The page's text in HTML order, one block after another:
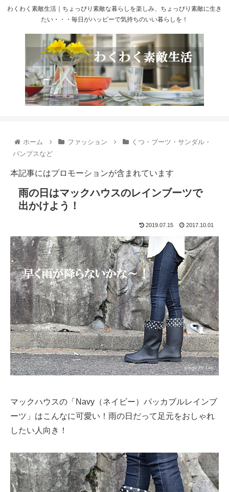
わくわく素敵生活｜ちょっぴり素敵な暮らしを楽しみ、ちょっぴり素敵に生き
たい・・・毎日がハッピーで気持ちのいい暮らしを！
ホーム ファッション
くつ・ブーツ・サンダル・
パンプスなど
本記事にはプロモーションが含まれています
雨の日はマックハウスのレインブーツで
出かけよう！
2019.07.15 2017.10.01
マックハウスの「Navy（ネイビー）パッカブルレインブ
ーツ」はこんなに可愛い！雨の日だって足元をおしゃれ
したい人向き！